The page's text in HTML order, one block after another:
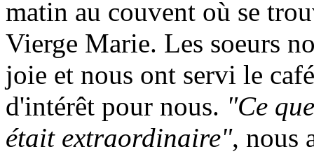
matin au couvent où se
Vierge Marie. Les soeurs
joie et nous ont servi le
d'intérêt pour nous. "Ce
était extraordinaire", nous